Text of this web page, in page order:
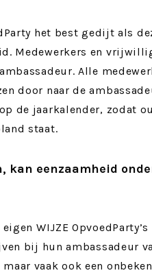
het best gedijt als
Medewerkers en
Alle
door naar de
de jaarkalender, zodat
staat.
kan eenzaamheid
WIJZE OpvoedParty’s
bij hun ambassadeur
vaak ook een